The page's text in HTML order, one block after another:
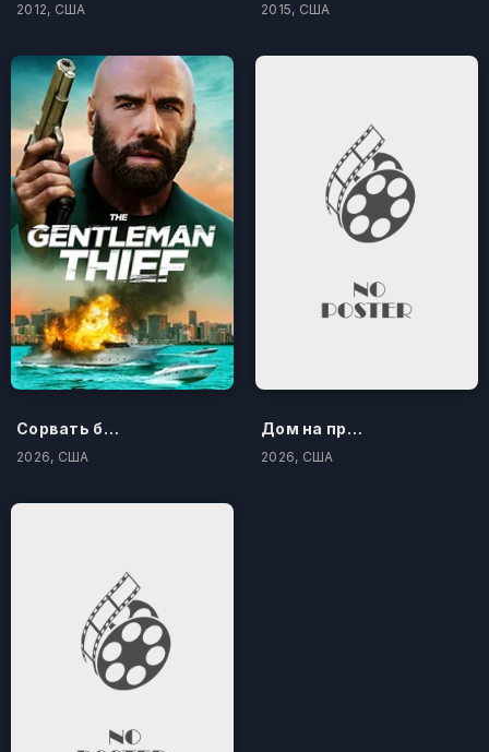
2012, США 2015, США
Сорвать банк 3: Вор-джентльмен
2026, США
Дом на проклятом холме
2026, США